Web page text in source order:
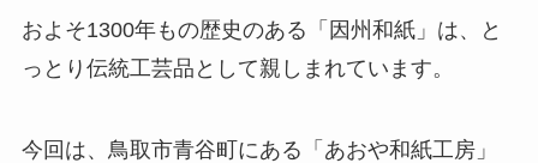
およそ1300年もの歴史のある「因州和紙」は、と
っとり伝統工芸品として親しまれています。
今回は、鳥取市青谷町にある「あおや和紙工房」